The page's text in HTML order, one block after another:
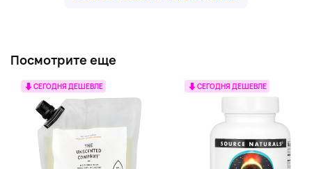
Посмотрите еще
СЕГОДНЯ ДЕШЕВЛЕ СЕГОДНЯ ДЕШЕВЛЕ